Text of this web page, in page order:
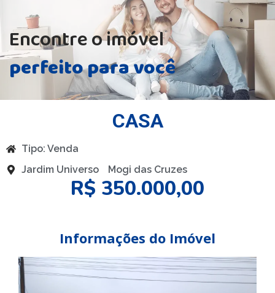
Encontre o imóvel
perfeito para você
CASA
Tipo: Venda
Jardim Universo
Mogi das Cruzes
R$ 350.000,00
Informações do Imóvel